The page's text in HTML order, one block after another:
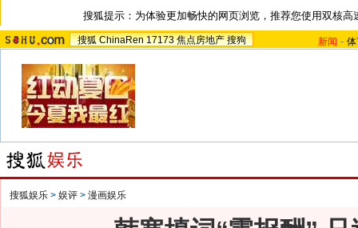
搜狐提示：为体验更加畅快的网页浏览，推荐您使用双核高
搜狐 ChinaRen 17173 焦点房地产 搜狗 新闻 -
搜狐娱乐 > 娱评 > 漫画娱乐